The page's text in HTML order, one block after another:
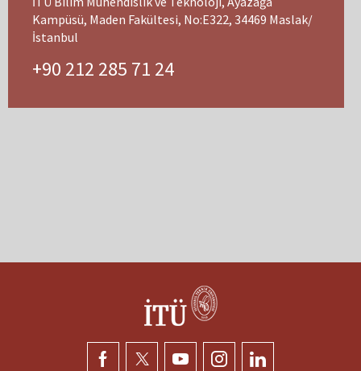
Kampüsü, Maden Fakültesi, No:E322, 34469 Maslak/
İstanbul
+90 212 285 71 24